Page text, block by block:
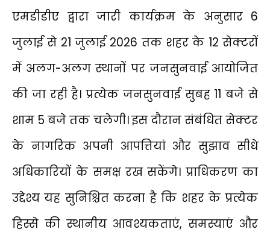
एमडीडीए द्वारा जारी कार्यक्रम के अनुसार 6
जुलाई से 21 जुलाई 2026 तक शहर के 12 सेक्टरों
में अलग-अलग स्थानों पर जनसुनवाई आयोजित
की जा रही है। प्रत्येक जनसुनवाई सुबह 11 बजे से
शाम 5 बजे तक चलेगी। इस दौरान संबंधित सेक्टर
के नागरिक अपनी आपत्तियां और सुझाव सीधे
अधिकारियों के समक्ष रख सकेंगे। प्राधिकरण का
उद्देश्य यह सुनिश्चित करना है कि शहर के प्रत्येक
हिस्से की स्थानीय आवश्यकताएं, समस्याएं और